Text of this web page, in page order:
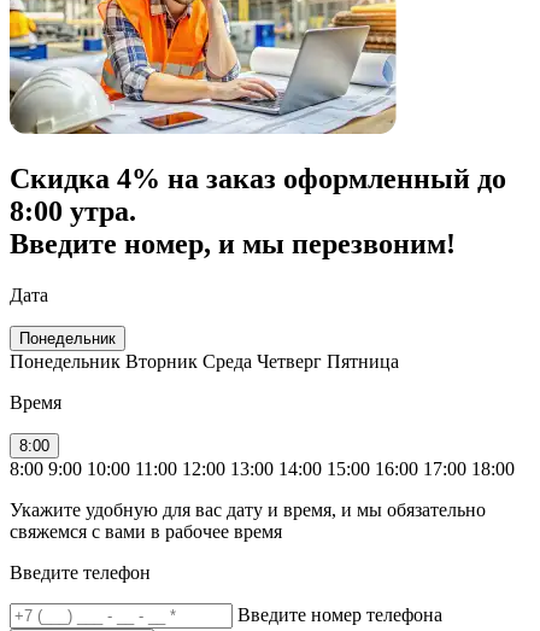
Скидка 4% на заказ оформленный до
8:00 утра.
Введите номер, и мы перезвоним!
Дата
Понедельник
Понедельник Вторник Среда Четверг Пятница
Время
8:00
8:00 9:00 10:00 11:00 12:00 13:00 14:00 15:00 16:00 17:00 18:00
Укажите удобную для вас дату и время, и мы обязательно
свяжемся с вами в рабочее время
Введите телефон
Введите номер телефона